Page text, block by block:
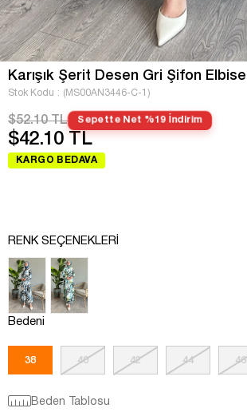
Karışık Şerit Desen Gri Şifon Elbise
Stok Kodu (MS00AN3446-C-1)
$52.10 TL Sepette Net %19 İndirim
$42.10 TL
KARGO BEDAVA
RENK SEÇENEKLERI
Bedeni
38 40 42 44 46
Beden Tablosu